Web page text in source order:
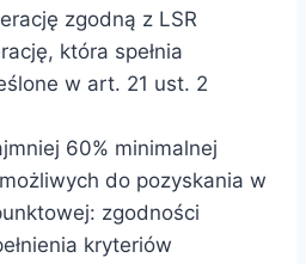
zgodną z LSR
która spełnia
w art. 21 ust. 2
60% minimalnej
do pozyskania w
zgodności
kryteriów